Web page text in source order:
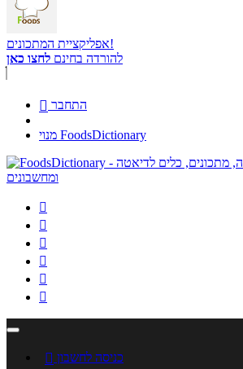
אפליקציית המתכונים!
להורדה בחינם לחצו כאן
 התחבר
מנוי FoodsDictionary






 כניסה לחשבון